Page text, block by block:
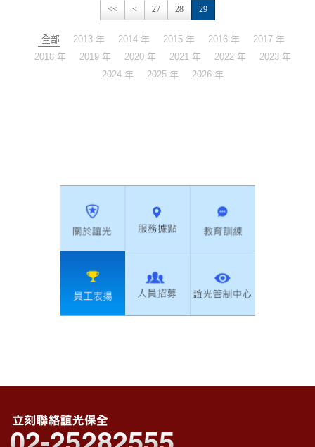
<< < 27 28 29
全部 2013 年 2014 年 2015 年 2016 年
2017 年
2018 年
2019 年 2020 年 2021 年 2022 年
2023 年
2024 年
2025 年 2026 年